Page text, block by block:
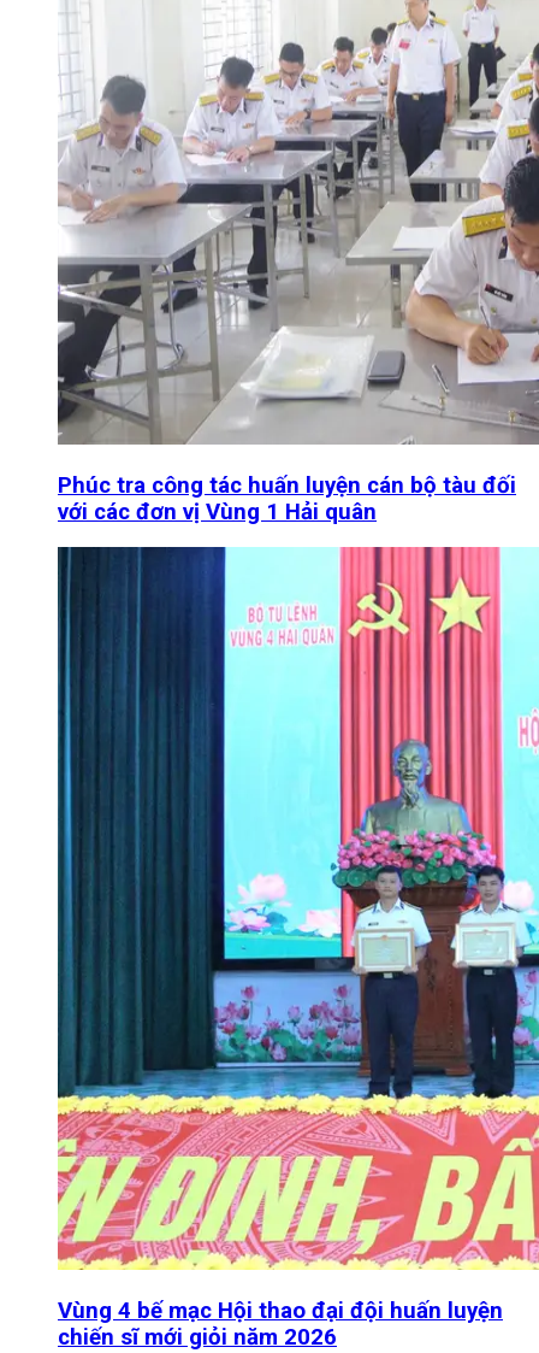
Phúc tra công tác huấn luyện cán bộ tàu đối
với các đơn vị Vùng 1 Hải quân
Vùng 4 bế mạc Hội thao đại đội huấn luyện
chiến sĩ mới giỏi năm 2026